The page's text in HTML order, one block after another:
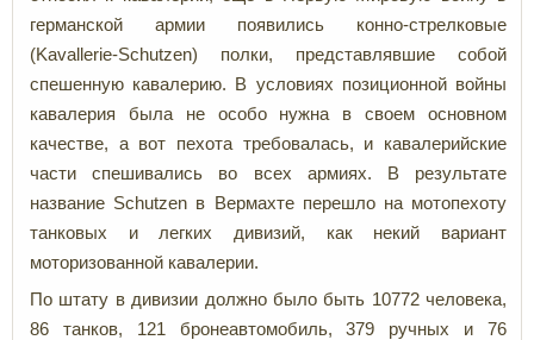
германской армии появились конно-стрелковые
(Kavallerie-Schutzen) полки, представлявшие собой
спешенную кавалерию. В условиях позиционной войны
кавалерия была не особо нужна в своем основном
качестве, а вот пехота требовалась, и кавалерийские
части спешивались во всех армиях. В результате
название Schutzen в Вермахте перешло на мотопехоту
танковых и легких дивизий, как некий вариант
моторизованной кавалерии.
По штату в дивизии должно было быть 10772 человека,
86 танков, 121 бронеавтомобиль, 379 ручных и 76